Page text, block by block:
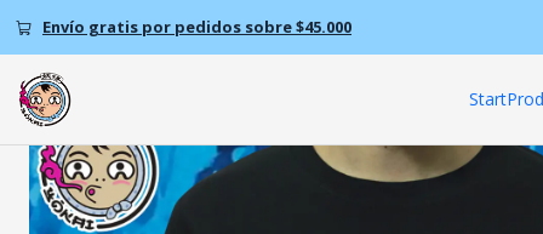
Start
Envío gratis por pedidos sobre $45.000